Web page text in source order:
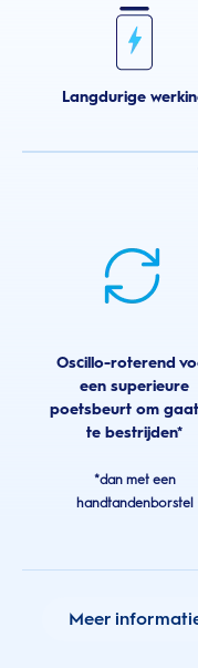
Langdurige
Oscillo-roterend
een superieure
poetsbeurt om
te bestrijden*
*dan met een
handtandenborstel
Meer